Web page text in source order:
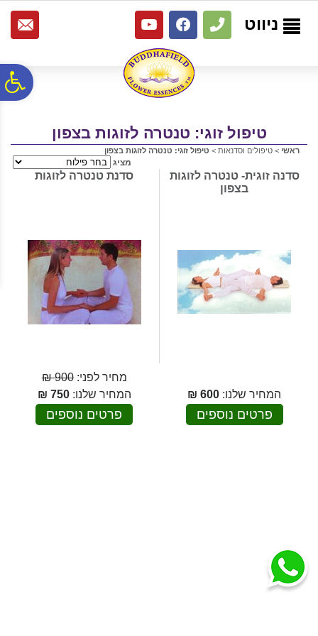
נגישות
אתר
המרכזי
ניווט
טיפול זוגי: טנטרה לזוגות בצפון
ראשי > טיפולים וסדנאות > טיפול זוגי: טנטרה לזוגות בצפון
מציג
סדנה זוגית- טנטרה לזוגות
בצפון
המחיר שלנו: 600
₪
פרטים נוספים
סדנת טנטרה לזוגות
מחיר לפני:900 ₪
המחיר שלנו:750
₪
פרטים נוספים